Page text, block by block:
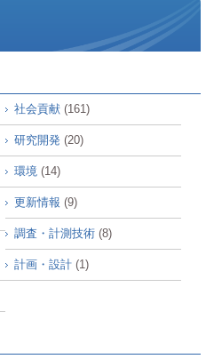
社会貢献 (161)
研究開発 (20)
環境 (14)
更新情報 (9)
調査・計測技術 (8)
計画・設計 (1)